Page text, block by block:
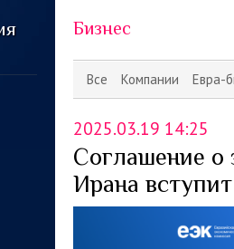
Все Компании Евра-
Бизнес
2025.03.19 14:25
Соглашение о
Ирана